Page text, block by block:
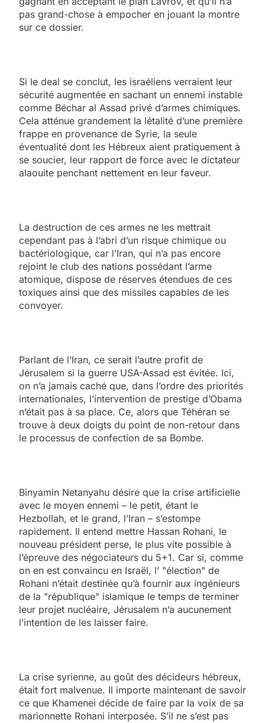
pas grand-chose à empocher en jouant la montre
sur ce dossier.
Si le deal se conclut, les israéliens verraient leur
sécurité augmentée en sachant un ennemi instable
comme Béchar al Assad privé d’armes chimiques.
Cela atténue grandement la létalité d’une première
frappe en provenance de Syrie, la seule
éventualité dont les Hébreux aient pratiquement à
se soucier, leur rapport de force avec le dictateur
alaouite penchant nettement en leur faveur.
La destruction de ces armes ne les mettrait
cependant pas à l’abri d’un risque chimique ou
bactériologique, car l’Iran, qui n’a pas encore
rejoint le club des nations possédant l’arme
atomique, dispose de réserves étendues de ces
toxiques ainsi que des missiles capables de les
convoyer.
Parlant de l’Iran, ce serait l’autre profit de
Jérusalem si la guerre USA-Assad est évitée. Ici,
on n’a jamais caché que, dans l’ordre des priorités
internationales, l’intervention de prestige d’Obama
n’était pas à sa place. Ce, alors que Téhéran se
trouve à deux doigts du point de non-retour dans
le processus de confection de sa Bombe.
Binyamin Netanyahu désire que la crise artificielle
avec le moyen ennemi – le petit, étant le
Hezbollah, et le grand, l’Iran – s’estompe
rapidement. Il entend mettre Hassan Rohani, le
nouveau président perse, le plus vite possible à
l’épreuve des négociateurs du 5+1. Car si, comme
on en est convaincu en Israël, l’ "élection" de
Rohani n’était destinée qu’à fournir aux ingénieurs
de la "république" islamique le temps de terminer
leur projet nucléaire, Jérusalem n’a aucunement
l’intention de les laisser faire.
La crise syrienne, au goût des décideurs hébreux,
était fort malvenue. Il importe maintenant de savoir
ce que Khamenei décide de faire par la voix de sa
marionnette Rohani interposée. S’il ne s’est pas